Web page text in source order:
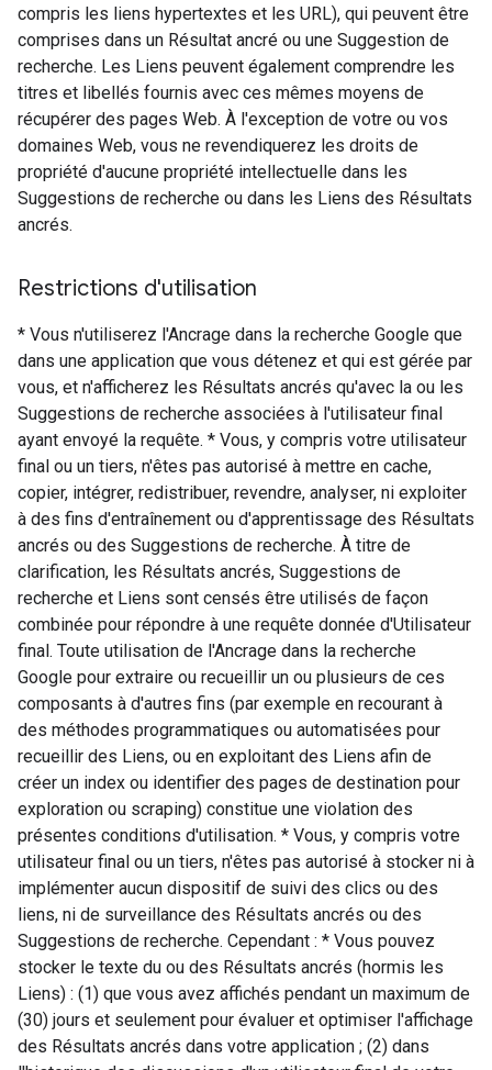
compris les liens hypertextes et les URL), qui peuvent être
comprises dans un Résultat ancré ou une Suggestion de
recherche. Les Liens peuvent également comprendre les
titres et libellés fournis avec ces mêmes moyens de
récupérer des pages Web. À l'exception de votre ou vos
domaines Web, vous ne revendiquerez les droits de
propriété d'aucune propriété intellectuelle dans les
Suggestions de recherche ou dans les Liens des Résultats
ancrés.
Restrictions d'utilisation
* Vous n'utiliserez l'Ancrage dans la recherche Google que
dans une application que vous détenez et qui est gérée par
vous, et n'afficherez les Résultats ancrés qu'avec la ou les
Suggestions de recherche associées à l'utilisateur final
ayant envoyé la requête. * Vous, y compris votre utilisateur
final ou un tiers, n'êtes pas autorisé à mettre en cache,
copier, intégrer, redistribuer, revendre, analyser, ni exploiter
à des fins d'entraînement ou d'apprentissage des Résultats
ancrés ou des Suggestions de recherche. À titre de
clarification, les Résultats ancrés, Suggestions de
recherche et Liens sont censés être utilisés de façon
combinée pour répondre à une requête donnée d'Utilisateur
final. Toute utilisation de l'Ancrage dans la recherche
Google pour extraire ou recueillir un ou plusieurs de ces
composants à d'autres fins (par exemple en recourant à
des méthodes programmatiques ou automatisées pour
recueillir des Liens, ou en exploitant des Liens afin de
créer un index ou identifier des pages de destination pour
exploration ou scraping) constitue une violation des
présentes conditions d'utilisation. * Vous, y compris votre
utilisateur final ou un tiers, n'êtes pas autorisé à stocker ni à
implémenter aucun dispositif de suivi des clics ou des
liens, ni de surveillance des Résultats ancrés ou des
Suggestions de recherche. Cependant : * Vous pouvez
stocker le texte du ou des Résultats ancrés (hormis les
Liens) : (1) que vous avez affichés pendant un maximum de
(30) jours et seulement pour évaluer et optimiser l'affichage
des Résultats ancrés dans votre application ; (2) dans